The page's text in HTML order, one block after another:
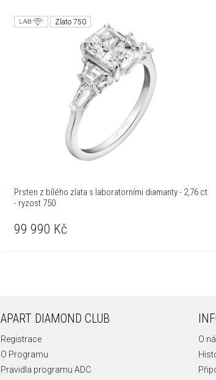
Zlato 750
Prsten z bílého zlata s laboratorními diamanty - 2,76 ct
- ryzost 750
99 990 Kč
APART DIAMOND CLUB
Registrace
O Programu
Pravidla programu ADC
O